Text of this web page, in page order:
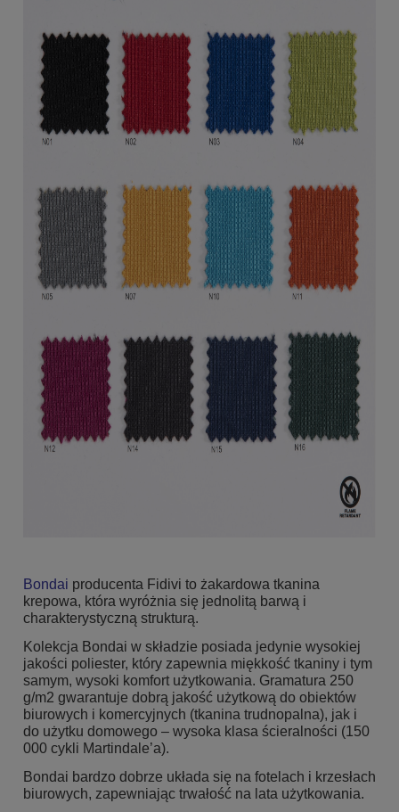
Bondai producenta Fidivi to żakardowa tkanina
krepowa, która wyróżnia się jednolitą barwą i
charakterystyczną strukturą.
Kolekcja Bondai w składzie posiada jedynie wysokiej
jakości poliester, który zapewnia miękkość tkaniny i tym
samym, wysoki komfort użytkowania. Gramatura 250
g/m2 gwarantuje dobrą jakość użytkową do obiektów
biurowych i komercyjnych (tkanina trudnopalna), jak i
do użytku domowego – wysoka klasa ścieralności (150
000 cykli Martindale’a).
Bondai bardzo dobrze układa się na fotelach i krzesłach
biurowych, zapewniając trwałość na lata użytkowania.